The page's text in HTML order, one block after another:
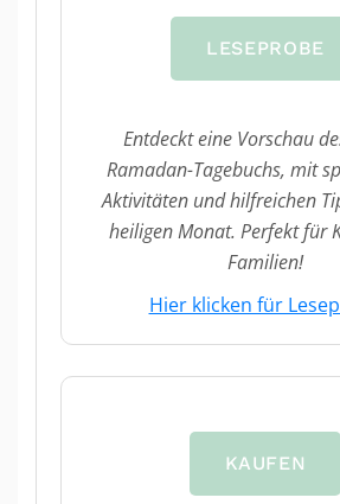
LESEPROBE
Entdeckt eine Vorschau
Ramadan-Tagebuchs, mit
Aktivitäten und hilfreichen
heiligen Monat. Perfekt für
Familien!
Hier klicken für
KAUFEN